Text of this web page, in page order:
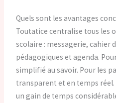
Quels sont les avantages
Toutatice centralise tous les
scolaire : messagerie, cahier
pédagogiques et agenda.
simplifié au savoir. Pour les
transparent et en temps réel.
un gain de temps